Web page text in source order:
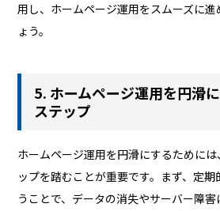
用し、ホームページ運用をスムーズに
ょう。
5. ホームページ運用を円滑
ステップ
ホームページ運用を円滑にするために
ップを踏むことが重要です。まず、定
うことで、データの消失やサーバー障